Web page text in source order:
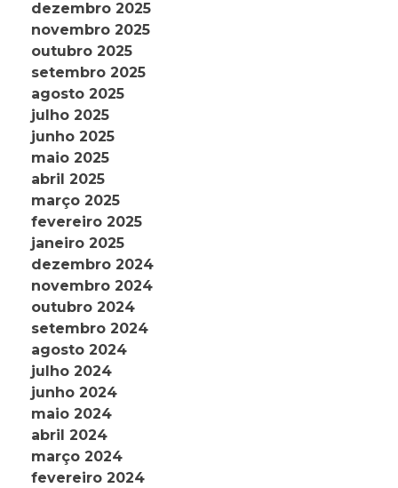
dezembro 2025
novembro 2025
outubro 2025
setembro 2025
agosto 2025
julho 2025
junho 2025
maio 2025
abril 2025
março 2025
fevereiro 2025
janeiro 2025
dezembro 2024
novembro 2024
outubro 2024
setembro 2024
agosto 2024
julho 2024
junho 2024
maio 2024
abril 2024
março 2024
fevereiro 2024